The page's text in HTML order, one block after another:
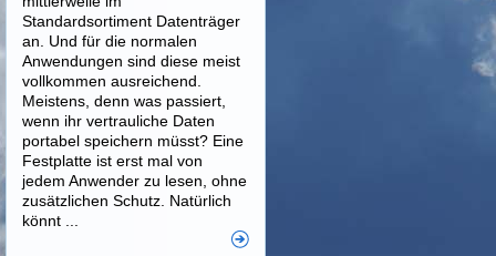
Standardsortiment Datenträger
an. Und für die normalen
Anwendungen sind diese meist
vollkommen ausreichend.
Meistens, denn was passiert,
wenn ihr vertrauliche Daten
portabel speichern müsst? Eine
Festplatte ist erst mal von
jedem Anwender zu lesen, ohne
zusätzlichen Schutz. Natürlich
könnt ...